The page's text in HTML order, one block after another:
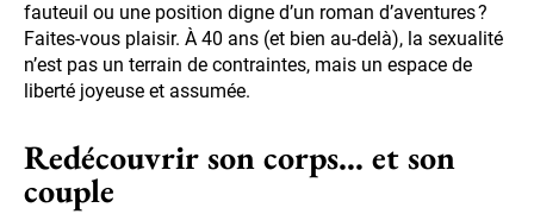
fauteuil ou une position digne d’un roman d’aventures ?
Faites-vous plaisir. À 40 ans (et bien au-delà), la sexualité
n’est pas un terrain de contraintes, mais un espace de
liberté joyeuse et assumée.
Redécouvrir son corps… et son
couple